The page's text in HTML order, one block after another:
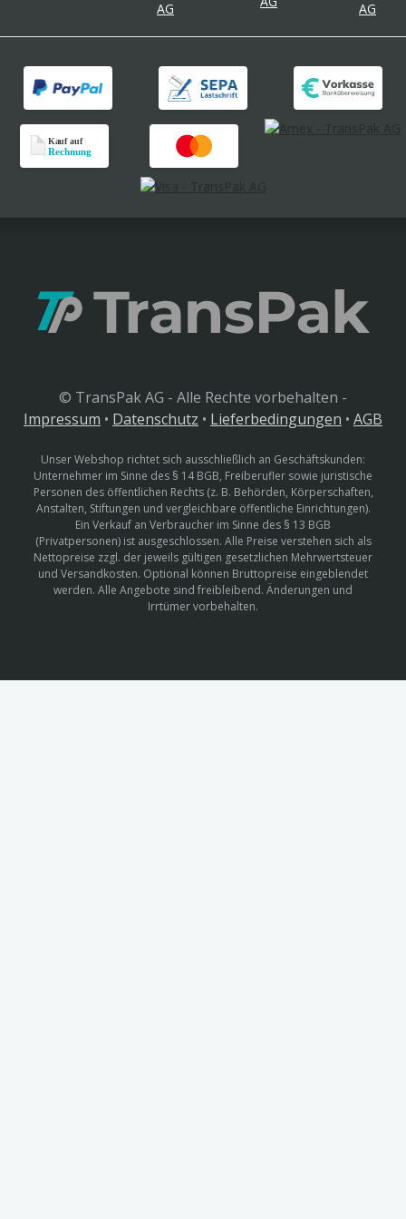
© TransPak AG - Alle Rechte vorbehalten -
Impressum • Datenschutz • Lieferbedingungen • AGB
Unser Webshop richtet sich ausschließlich an Geschäftskunden:
Unternehmer im Sinne des § 14 BGB, Freiberufler sowie juristische
Personen des öffentlichen Rechts (z. B. Behörden, Körperschaften,
Anstalten, Stiftungen und vergleichbare öffentliche Einrichtungen).
Ein Verkauf an Verbraucher im Sinne des § 13 BGB
(Privatpersonen) ist ausgeschlossen. Alle Preise verstehen sich als
Nettopreise zzgl. der jeweils gültigen gesetzlichen Mehrwertsteuer
und Versandkosten. Optional können Bruttopreise eingeblendet
werden. Alle Angebote sind freibleibend. Änderungen und
Irrtümer vorbehalten.